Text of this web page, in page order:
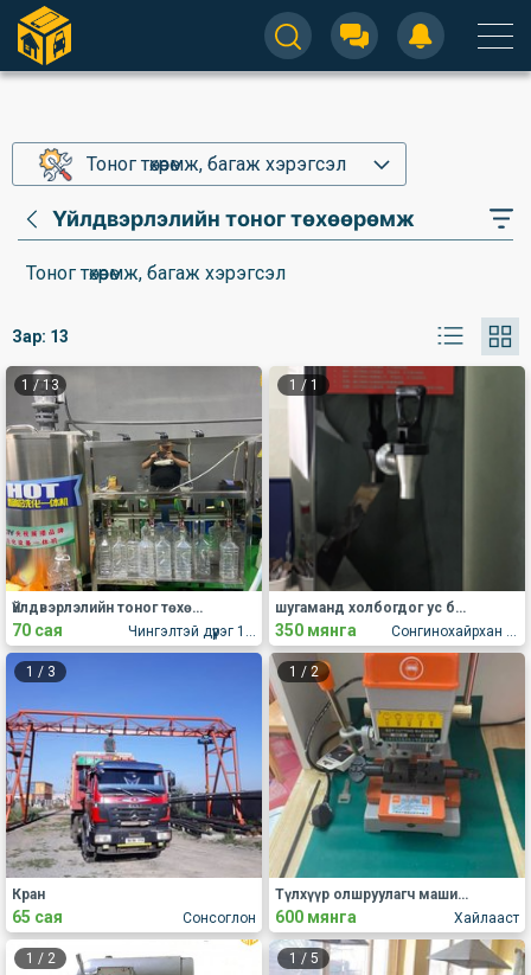
Тоног төхөөрөмж, багаж хэрэгсэл
Үйлдвэрлэлийн тоног төхөөрөмж
Тоног төхөөрөмж, багаж хэрэгсэл
Зар: 13
1 /13
Чингэлтэй дүүрэг 10р хороо
Үйлдвэрлэлийн тоног төхөөрөмж зарна.
70 сая
1 / 1
Сонгинохайрхан дүүрэг
шугаманд холбогдог ус буцалгагч зарна
350 мянга
1 / 3
Сонсоглон
Кран
65 сая
1 / 2
Хайлааст
Түлхүүр олшруулагч машин хамтад нь 600к
600 мянга
1 / 2 1 / 5